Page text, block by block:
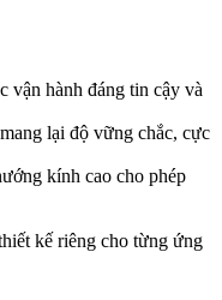
vận hành đáng tin cậy và
lại độ vững chắc, cực
kính cao cho phép
kế riêng cho từng ứng